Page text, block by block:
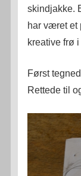
skindjakke.
har været et
kreative frø
Først
Rettede til